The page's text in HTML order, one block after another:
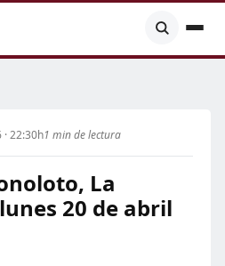
22:30h1 min de lectura
La
20 de abril